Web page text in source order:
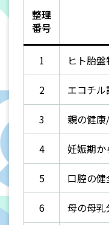
整理
番号
1 ヒト胎
2 エコチ
3 親の健
4 妊娠期
5 口腔の
6 母の母